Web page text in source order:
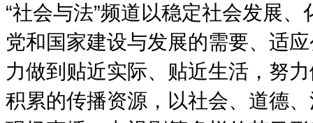
“社会与法”频道以稳定社会发展
党和国家建设与发展的需要、适
力做到贴近实际、贴近生活，努
积累的传播资源，以社会、道德